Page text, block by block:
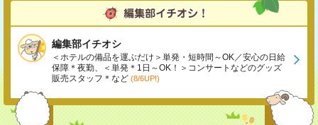
編集部イチオシ
＜ホテルの備品を運ぶだけ＞単発・短時間～OK／安心の日給
保障＊夜勤、＜単発＊1日～OK！＞コンサートなどのグッズ
販売スタッフ＊など (8/6UP!)